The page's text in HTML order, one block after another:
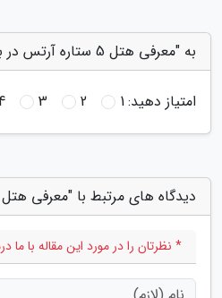
به "معرفی هتل 5 ستاره آرتس در بارسلونا" امتیاز دهید
امتیاز دهید:1
2
3
دیدگاه های مرتبط با "معرفی هتل 5 ستاره آرتس در بارسلونا"
* نظرتان را در مورد این مقاله با ما